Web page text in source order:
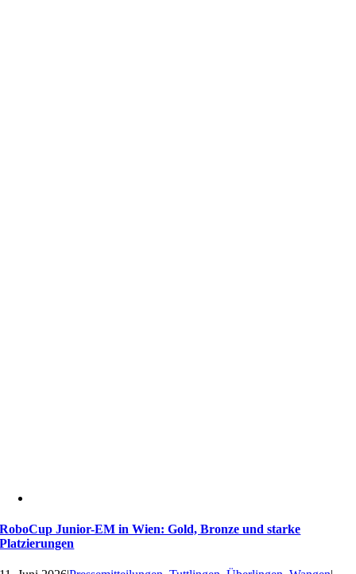
RoboCup Junior-EM in Wien: Gold, Bronze und starke
Platzierungen